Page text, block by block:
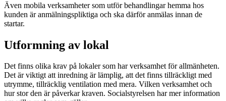
Även mobila verksamheter som utför behandlingar hemma hos
kunden är anmälningspliktiga och ska därför anmälas innan de
startar.
Utformning av lokal
Det finns olika krav på lokaler som har verksamhet för allmänheten.
Det är viktigt att inredning är lämplig, att det finns tillräckligt med
utrymme, tillräcklig ventilation med mera. Vilken verksamhet och
hur stor den är påverkar kraven. Socialstyrelsen har mer information